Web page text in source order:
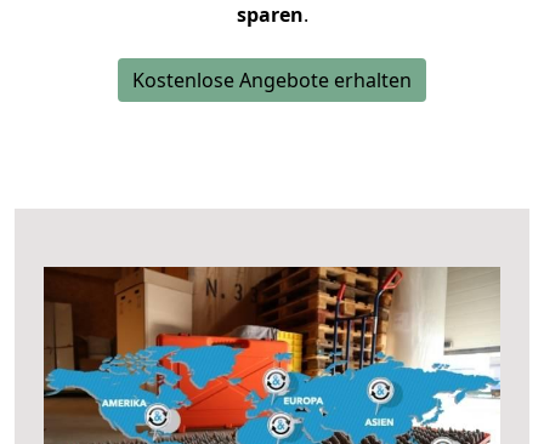
sparen.
Kostenlose Angebote erhalten